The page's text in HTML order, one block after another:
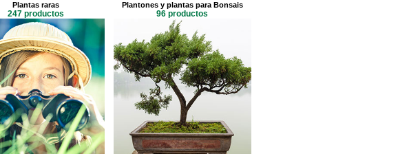
Plantas raras
247 productos
Plantones y plantas para Bonsais
96 productos